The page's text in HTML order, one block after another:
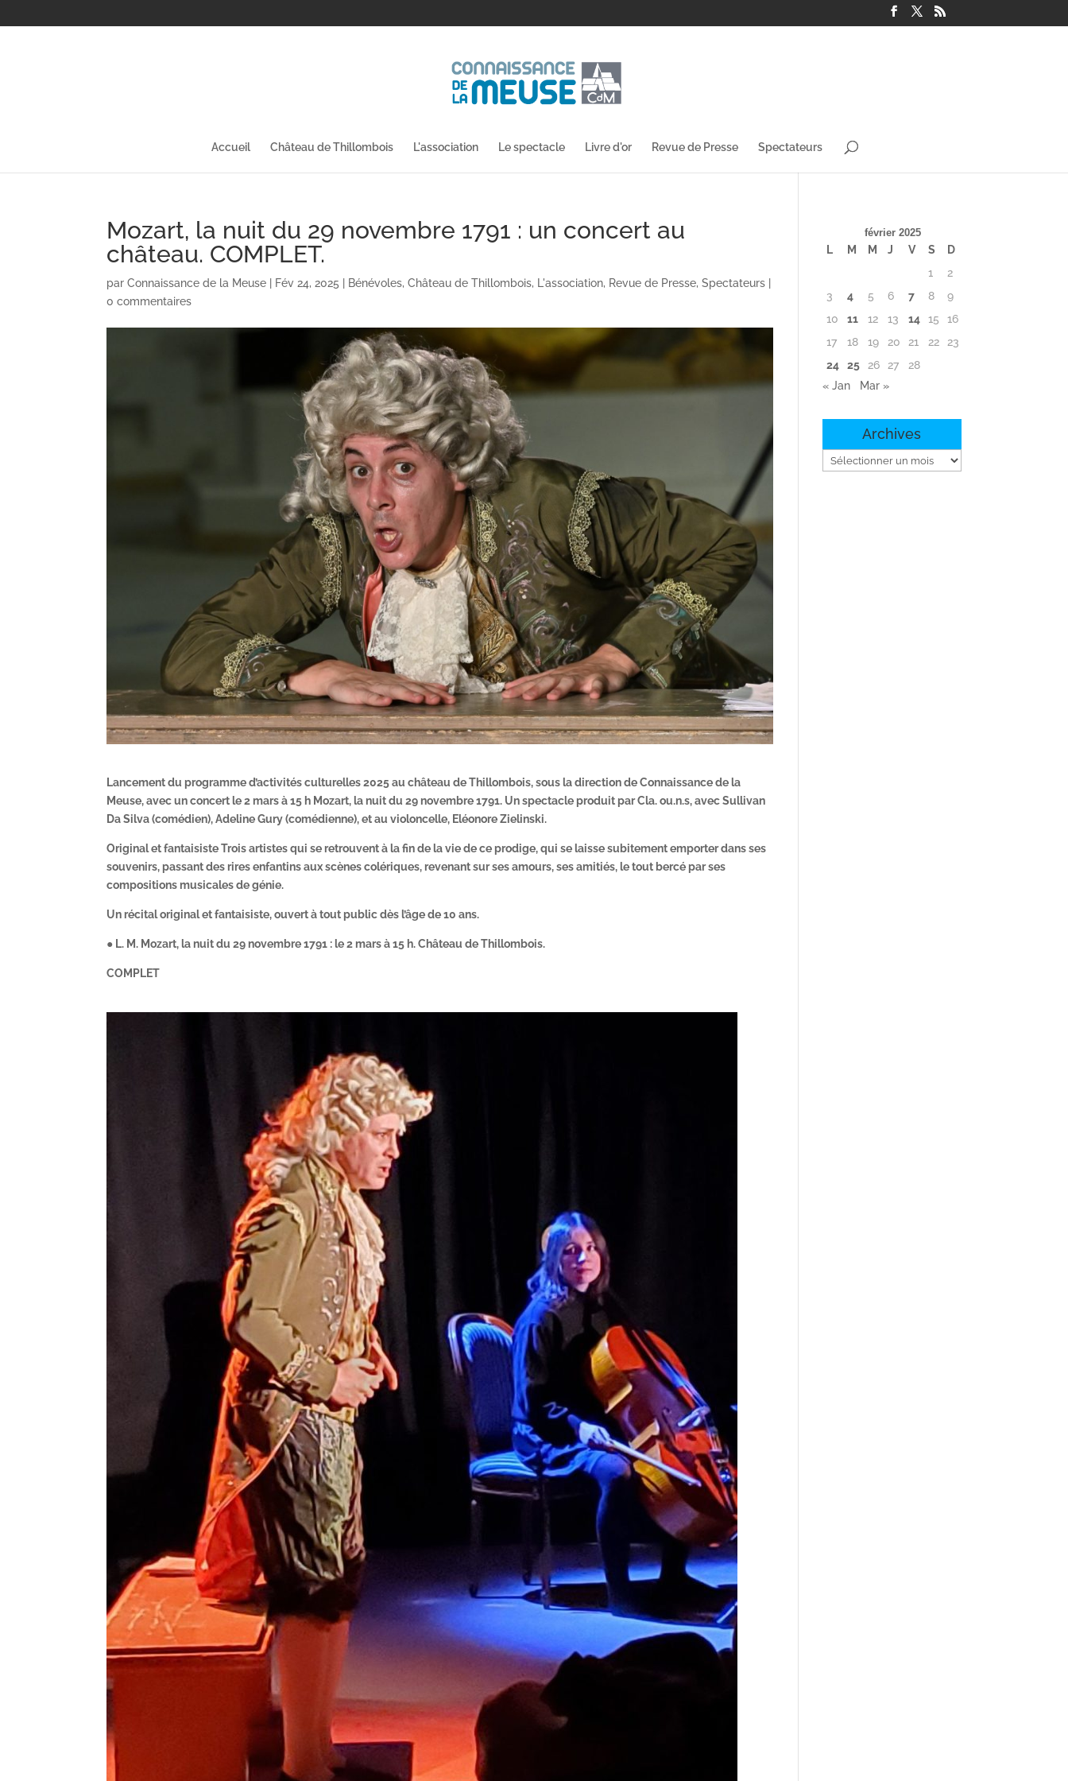
Accueil Château de Thillombois L'association Le spectacle Livre d'or Revue de Presse Spectateurs
Mozart, la nuit du 29 novembre 1791 : un concert au
château. COMPLET.
parConnaissance de la Meuse | Fév 24, 2025 | Bénévoles,Château de Thillombois, L'association, Revue de Presse,Spectateurs |
0 commentaires
Lancement du programme d’activités culturelles 2025 au château de Thillombois, sous la direction de Connaissance de la
Meuse, avec un concert le 2 mars à 15 h Mozart, la nuit du 29 novembre 1791. Un spectacle produit par Cla. ou.n.s, avec Sullivan
Da Silva (comédien), Adeline Gury (comédienne), et au violoncelle, Eléonore Zielinski.
Original et fantaisiste Trois artistes qui se retrouvent à la fin de la vie de ce prodige, qui se laisse subitement emporter dans ses
souvenirs, passant des rires enfantins aux scènes colériques, revenant sur ses amours, ses amitiés, le tout bercé par ses
compositions musicales de génie.
Un récital original et fantaisiste, ouvert à tout public dès l’âge de 10 ans.
● L. M. Mozart, la nuit du 29 novembre 1791 : le 2 mars à 15 h. Château de Thillombois.
COMPLET
février 2025
L M M J V S
D
1
2
3
4 5 6 7 8
9
10
11 12 13 14 15
16
17
18 19 20 21 22
23
24
25 26 27
28
« Jan
Mar »
Archives
Archives